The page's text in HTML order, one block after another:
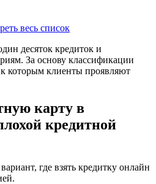
весь список
десяток кредиток и
За основу классификации
к которым клиенты проявляют
карту в
кредитной
где взять кредитку онлайн